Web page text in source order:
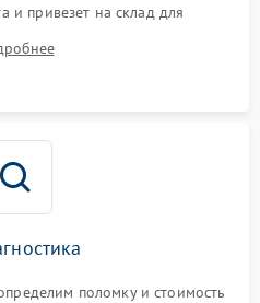
и привезет на склад для
поломку и стоимость